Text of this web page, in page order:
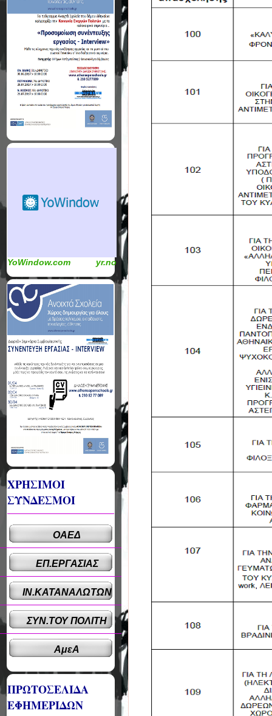
YoWindow.com yr.no
ΧΡΗΣΙΜΟΙ
ΣΥΝΔΕΣΜΟΙ
ΟΑΕΔ
ΕΠ.ΕΡΓΑΣΙΑΣ
ΙΝ.ΚΑΤΑΝΑΛΩΤΩΝ
ΣΥΝ.ΤΟΥ ΠΟΛΙΤΗ
ΑμεΑ
ΠΡΩΤΟΣΕΛΙΔΑ
ΕΦΗΜΕΡΙΔΩΝ